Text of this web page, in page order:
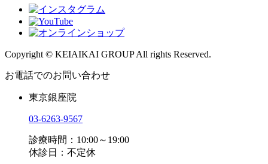
Copyright © KEIAIKAI GROUP All rights Reserved.
お電話でのお問い合わせ
東京銀座院
03-6263-9567
診療時間：10:00～19:00
休診日：不定休